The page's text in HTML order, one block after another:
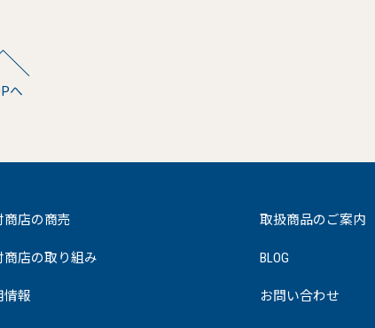
へ
商店の商売 取扱商品のご案内
商店の取り組み BLOG
情報 お問い合わせ